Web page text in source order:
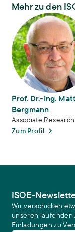
Mehr zu den
Prof. Dr.-Ing.
Prof. Dr.-Ing.
Bergmann
Associate
Zum Profil
ISOE-
Wir verschicken
unseren laufenden
Einladungen zu